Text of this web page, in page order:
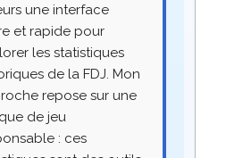
une interface
et rapide pour
les statistiques
de la FDJ. Mon
repose sur une
de jeu
: ces